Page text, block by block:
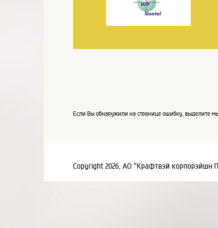
Если Вы обнаружили на странице ошибку, выделите
Copyright 2026, АО "Крафтвэй корпорэйшн